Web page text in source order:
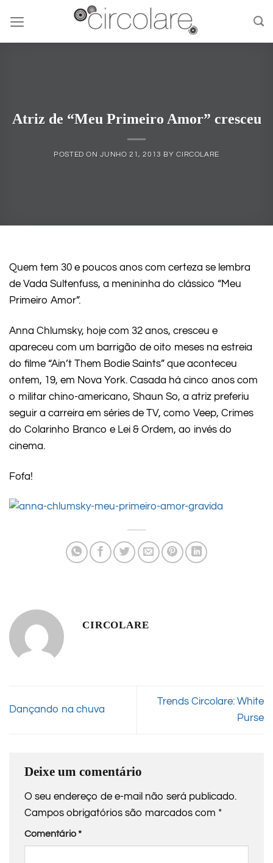
content
Atriz de “Meu Primeiro Amor” cresceu
POSTED ONJUNHO 21, 2013 BYCIRCOLARE
Quem tem 30 e poucos anos com certeza se lembra
de Vada Sultenfuss, a menininha do clássico “Meu
Primeiro Amor”.
Anna Chlumsky, hoje com 32 anos, cresceu e
apareceu com um barrigão de oito meses na estreia
do filme “Ain’t Them Bodie Saints” que aconteceu
ontem, 19, em Nova York. Casada há cinco anos com
o militar chino-americano, Shaun So, a atriz preferiu
seguir a carreira em séries de TV, como Veep, Crimes
do Colarinho Branco e Lei & Ordem, ao invés do
cinema.
Fofa!
CIRCOLARE
Dançando na chuva
Trends Circolare: White
Purse
Deixe um comentário
O seu endereço de e-mail não será publicado.
Campos obrigatórios são marcados com *
Comentário*